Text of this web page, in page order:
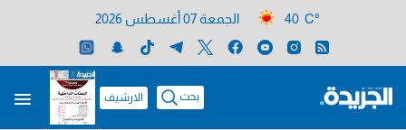
40 C° الجمعة 07 أغسطس 2026
بحث الارشيف